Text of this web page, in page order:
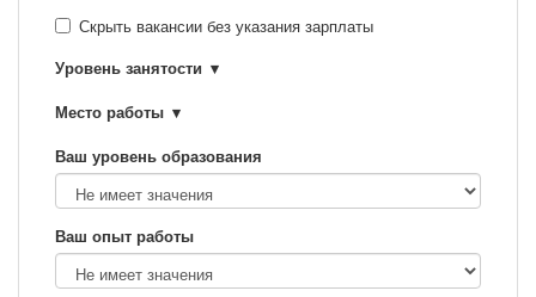
Скрыть вакансии без указания зарплаты
Уровень занятости
Место работы
Ваш уровень образования
Ваш опыт работы